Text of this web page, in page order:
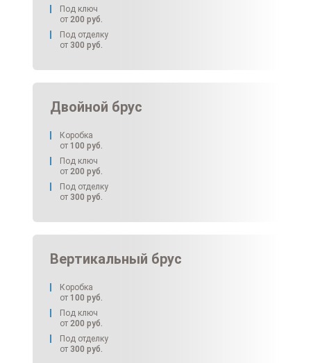
Под ключ
от 200 руб.
Под отделку
от 300 руб.
Двойной брус
Коробка
от 100 руб.
Под ключ
от 200 руб.
Под отделку
от 300 руб.
Вертикальный брус
Коробка
от 100 руб.
Под ключ
от 200 руб.
Под отделку
от 300 руб.